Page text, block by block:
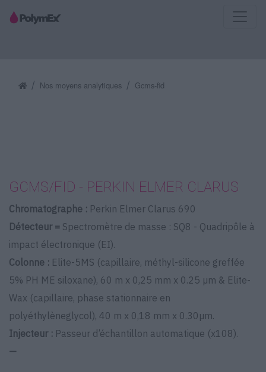
Nos moyens analytiques Gcms-fid
GCMS/FID - PERKIN ELMER CLARUS
Chromatographe : Perkin Elmer Clarus 690
Détecteur = Spectromètre de masse : SQ8 - Quadripôle à
impact électronique (EI).
Colonne : Elite-5MS (capillaire, méthyl-silicone greffée
5% PH ME siloxane), 60 m x 0,25 mm x 0.25 µm & Elite-
Wax (capillaire, phase stationnaire en
polyéthylèneglycol), 40 m x 0,18 mm x 0.30µm.
Injecteur : Passeur d’échantillon automatique (x108).
—